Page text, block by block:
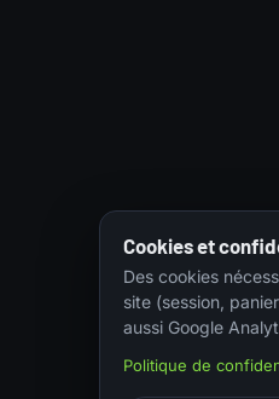
Cookies et
Des cookies
site (session,
aussi Google
Politique de